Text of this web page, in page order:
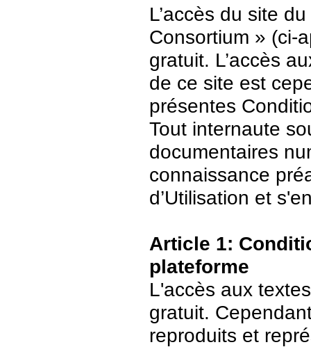
L’accès du site
Consortium » (ci-
gratuit. L’accès
de ce site est
présentes
Tout internaute
documentaires
connaissance
d’Utilisation et
Article 1:
plateforme
L'accès aux
gratuit.
reproduits et